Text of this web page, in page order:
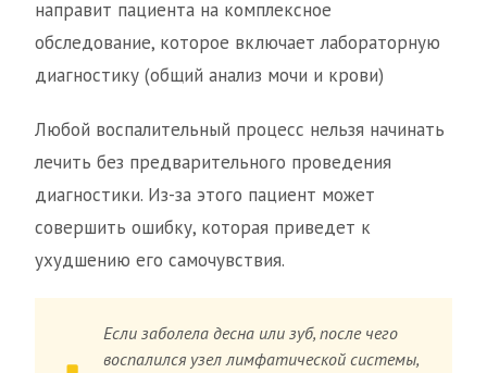
направит пациента на комплексное
обследование, которое включает лабораторную
диагностику (общий анализ мочи и крови)
Любой воспалительный процесс нельзя начинать
лечить без предварительного проведения
диагностики. Из-за этого пациент может
совершить ошибку, которая приведет к
ухудшению его самочувствия.
Если заболела десна или зуб, после чего
воспалился узел лимфатической системы,